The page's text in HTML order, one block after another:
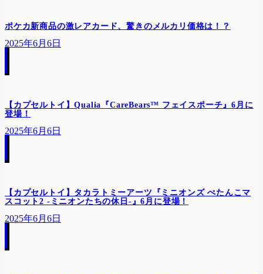
ポケカ新商品の激レアカード、驚きのメルカリ価格は！？
2025年6月6日
【カプセルトイ】Qualia『CareBears™ フェイスポーチ』6月に
登場！
2025年6月6日
【カプセルトイ】タカラトミーアーツ『ミニオンズ ぺたんこマ
スコット2 -ミニオンたちの休日-』6月に登場！
2025年6月6日